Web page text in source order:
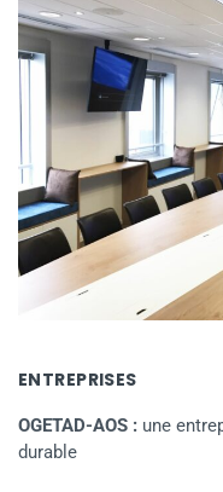
ENTREPRISES
OGETAD-AOS : une
durable